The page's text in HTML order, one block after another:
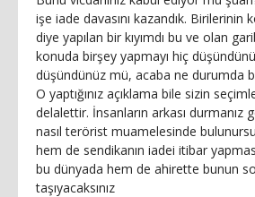
işe iade davasını kazandık. Birilerinin
diye yapılan bir kıyımdı bu ve olan
konuda birşey yapmayı hiç
düşündünüz mü, acaba ne durumda
O yaptığınız açıklama bile sizin
delalettir. İnsanların arkası durmanız
nasıl terörist muamelesinde
hem de sendikanın iadei itibar
bu dünyada hem de ahirette bunun
taşıyacaksınız